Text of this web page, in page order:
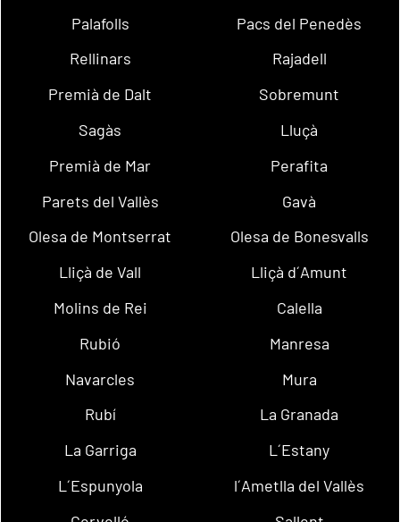
Palafolls
Pacs del Penedès
Rellinars
Rajadell
Premià de Dalt
Sobremunt
Sagàs
Lluçà
Premià de Mar
Perafita
Parets del Vallès
Gavà
Olesa de Montserrat
Olesa de Bonesvalls
Lliçà de Vall
Lliçà d´Amunt
Molins de Rei
Calella
Rubió
Manresa
Navarcles
Mura
Rubí
La Granada
La Garriga
L´Estany
L´Espunyola
l´Ametlla del Vallès